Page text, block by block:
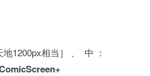
相当］ 、 中 ：